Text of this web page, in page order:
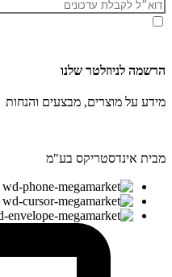
הרשמה לניוזלטר שלנו
מידע על מוצרים, מבצעים והנחות
מבית אינדסטריקס בע"מ